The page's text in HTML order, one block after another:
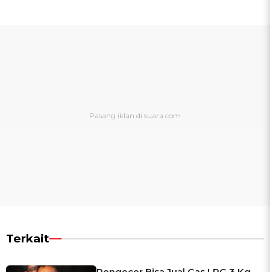
Terkait